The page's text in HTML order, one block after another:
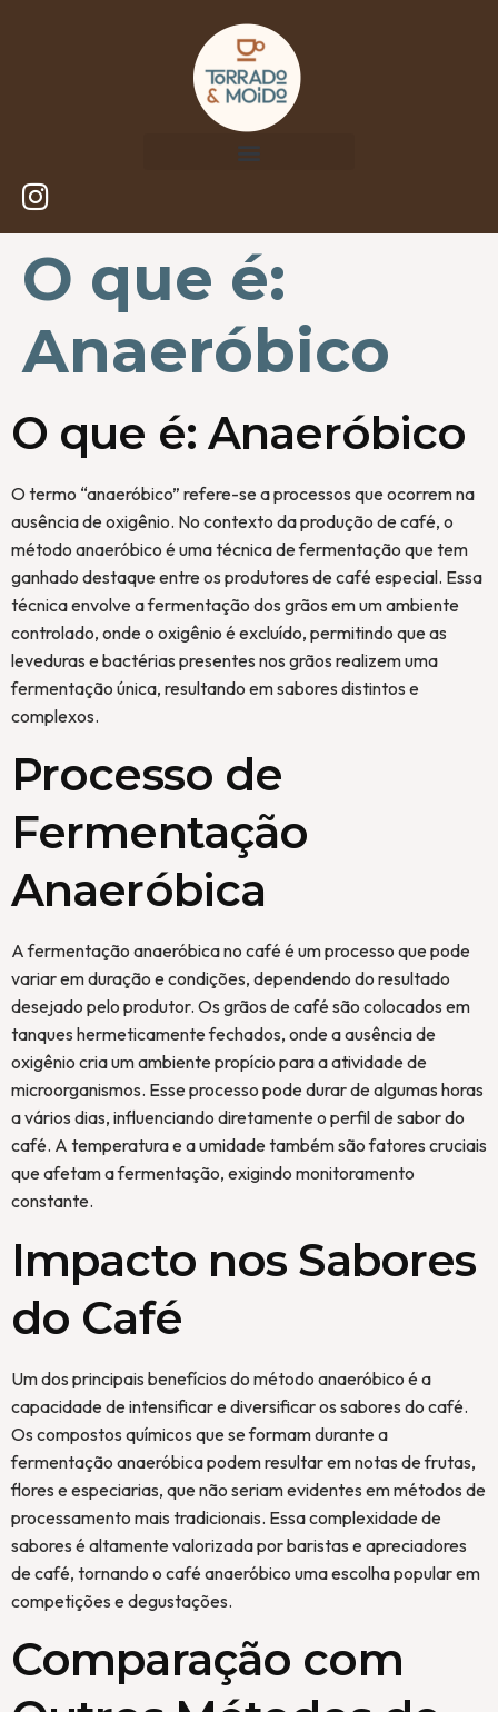
O que é:
Anaeróbico
O que é: Anaeróbico
O termo “anaeróbico” refere-se a processos que ocorrem na
ausência de oxigênio. No contexto da produção de café, o
método anaeróbico é uma técnica de fermentação que tem
ganhado destaque entre os produtores de café especial. Essa
técnica envolve a fermentação dos grãos em um ambiente
controlado, onde o oxigênio é excluído, permitindo que as
leveduras e bactérias presentes nos grãos realizem uma
fermentação única, resultando em sabores distintos e
complexos.
Processo de
Fermentação
Anaeróbica
A fermentação anaeróbica no café é um processo que pode
variar em duração e condições, dependendo do resultado
desejado pelo produtor. Os grãos de café são colocados em
tanques hermeticamente fechados, onde a ausência de
oxigênio cria um ambiente propício para a atividade de
microorganismos. Esse processo pode durar de algumas horas
a vários dias, influenciando diretamente o perfil de sabor do
café. A temperatura e a umidade também são fatores cruciais
que afetam a fermentação, exigindo monitoramento
constante.
Impacto nos Sabores
do Café
Um dos principais benefícios do método anaeróbico é a
capacidade de intensificar e diversificar os sabores do café.
Os compostos químicos que se formam durante a
fermentação anaeróbica podem resultar em notas de frutas,
flores e especiarias, que não seriam evidentes em métodos de
processamento mais tradicionais. Essa complexidade de
sabores é altamente valorizada por baristas e apreciadores
de café, tornando o café anaeróbico uma escolha popular em
competições e degustações.
Comparação com